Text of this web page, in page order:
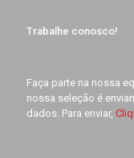
Trabalhe conosco!
Faça parte na nossa
nossa seleção é
dados. Para enviar,